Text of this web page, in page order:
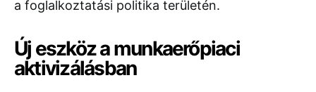
a foglalkoztatási politika területén.
Új eszköz a munkaerőpiaci
aktivizálásban